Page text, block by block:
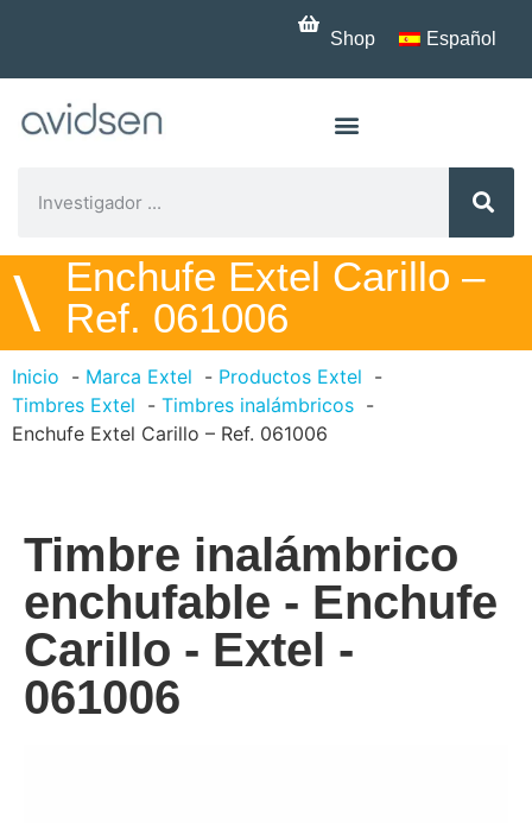
Shop Español
\
Enchufe Extel Carillo –
Ref. 061006
Inicio Marca Extel
Productos Extel
Timbres Extel
Timbres inalámbricos
Enchufe Extel Carillo – Ref. 061006
Timbre inalámbrico
enchufable - Enchufe
Carillo - Extel -
061006